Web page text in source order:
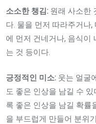
소소한 챙김: 원래 사소한
다. 물을 먼저 따라주거나
에 먼저 건네거나, 음식이
는 것 등이다.
긍정적인 미소: 웃는 얼굴
도 좋은 인상을 남길 수
록 좋은 인상을 남길 확률
을 부드럽게 만들어 분위